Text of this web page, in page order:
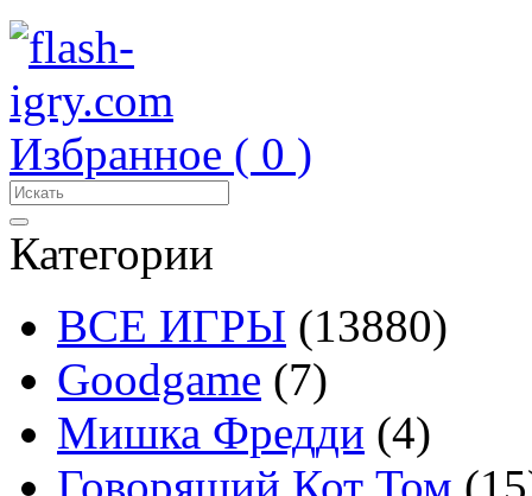
Избранное ( 0 )
Категории
ВСЕ ИГРЫ (13880)
Goodgame (7)
Мишка Фредди (4)